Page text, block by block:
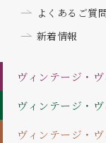
よくあるご質
新着情報
ヴィンテージ・ヴ
ヴィンテージ・ヴ
ヴィンテージ・ヴ